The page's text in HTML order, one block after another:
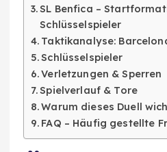
SL Benfica –
Schlüsselspieler
Taktikanalyse:
Schlüsselspieler
Verletzungen & Sperren
Spielverlauf & Tore
Warum dieses Duell
FAQ – Häufig gestellte